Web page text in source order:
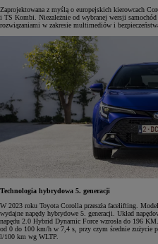
Zaprojektowana z myślą o europejskich kierowcach
i TS Kombi. Niezależnie od wybranej wersji
rozwiązaniami w zakresie multimediów i
Technologia hybrydowa 5. generacji
W 2023 roku Toyota Corolla przeszła facelifting.
wydajne napędy hybrydowe 5. generacji. Układ
napędu 2.0 Hybrid Dynamic Force wzrosła do 196
od 0 do 100 km/h w 7,4 s, przy czym średnie zużycie
l/100 km wg WLTP.